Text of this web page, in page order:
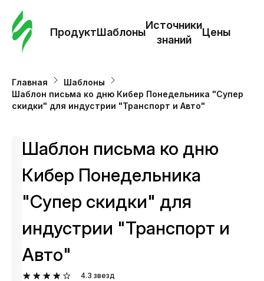
ПродуктШаблоны
Источники
знаний
Цены
Главная
Шаблоны
Шаблон письма ко дню Кибер Понедельника "Супер
скидки" для индустрии "Транспорт и Авто"
Шаблон письма ко дню
Кибер Понедельника
"Супер скидки" для
индустрии "Транспорт и
Авто"
4.3 звезд